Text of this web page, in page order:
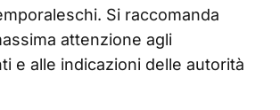
Si raccomanda
attenzione agli
e alle indicazioni delle autorità